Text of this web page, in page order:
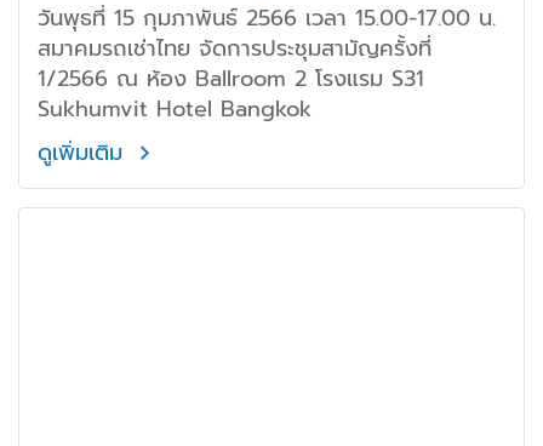
วันพุธที่ 15 กุมภาพันธ์ 2566 เวลา 15.00-17.00 น.
สมาคมรถเช่าไทย จัดการประชุมสามัญครั้งที่
1/2566 ณ ห้อง Ballroom 2 โรงแรม S31
Sukhumvit Hotel Bangkok
ดูเพิ่มเติม